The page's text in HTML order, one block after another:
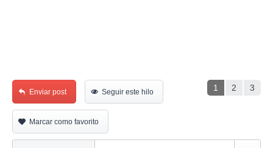
1 2 3
Enviar post Seguir este hilo
Marcar como favorito